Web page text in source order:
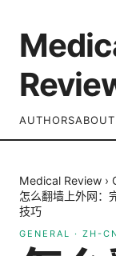
AUTHORS
Medical Review ›
怎么翻墙上外网：
技巧
GENERAL · ZH-